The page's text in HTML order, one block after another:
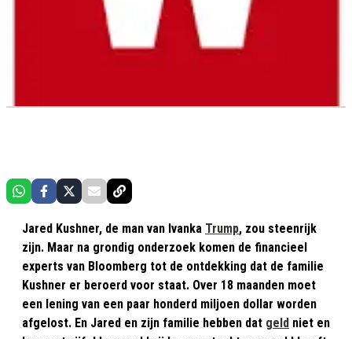
Jared Kushner, de man van Ivanka Trump, zou steenrijk
zijn. Maar na grondig onderzoek komen de financieel
experts van Bloomberg tot de ontdekking dat de familie
Kushner er beroerd voor staat. Over 18 maanden moet
een lening van een paar honderd miljoen dollar worden
afgelost. En Jared en zijn familie hebben dat geld niet en